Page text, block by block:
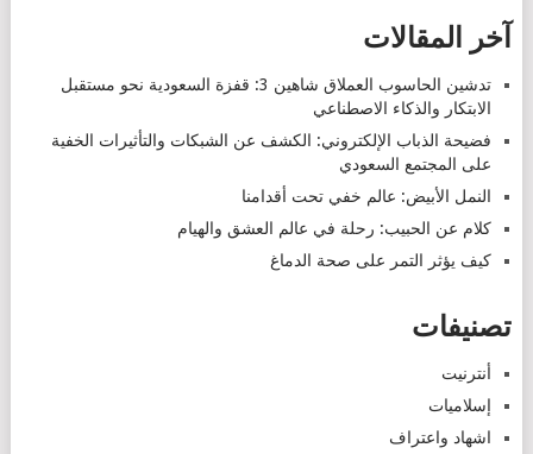
آخر المقالات
تدشين الحاسوب العملاق شاهين 3: قفزة السعودية نحو مستقبل
الابتكار والذكاء الاصطناعي
فضيحة الذباب الإلكتروني: الكشف عن الشبكات والتأثيرات الخفية
على المجتمع السعودي
النمل الأبيض: عالم خفي تحت أقدامنا
كلام عن الحبيب: رحلة في عالم العشق والهيام
كيف يؤثر التمر على صحة الدماغ
تصنيفات
أنترنيت
إسلاميات
اشهاد واعتراف